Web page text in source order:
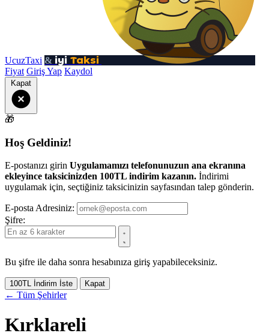
UcuzTaxi & iyi Taksi
Fiyat Giriş Yap Kaydol
Kapat
🎁
Hoş Geldiniz!
E-postanızı girin Uygulamamızı telefonunuzun ana ekranına
ekleyince taksicinizden 100TL indirim kazanın. İndirimi
uygulamak için, seçtiğiniz taksicinizin sayfasından talep gönderin.
E-posta Adresiniz:
Şifre:
Bu şifre ile daha sonra hesabınıza giriş yapabileceksiniz.
100TL İndirim İste Kapat
← Tüm Şehirler
Kırklareli